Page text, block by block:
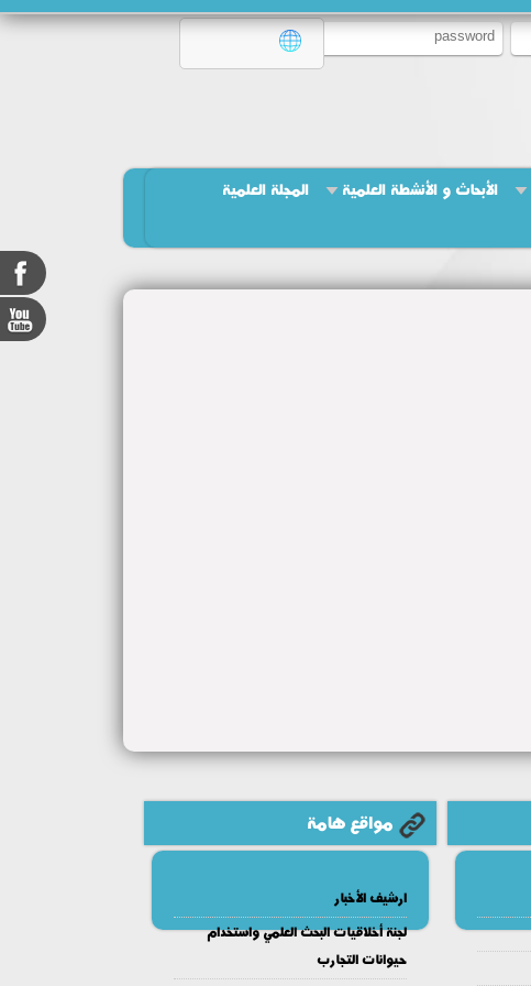
الأبحاث و الأنشطة العلمية
المجلة العلمية
مواقع هامة
ارشيف الأخبار
لجنة أخلاقيات البحث العلمي واستخدام
حيوانات التجارب